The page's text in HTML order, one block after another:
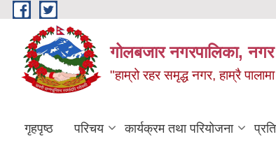
Skip to main content
गोलबजार नगरपालिका, नगर
"हाम्रो रहर समृद्ध नगर, हाम्रै
गृहपृष्ठ परिचय कार्यक्रम तथा परियोजना